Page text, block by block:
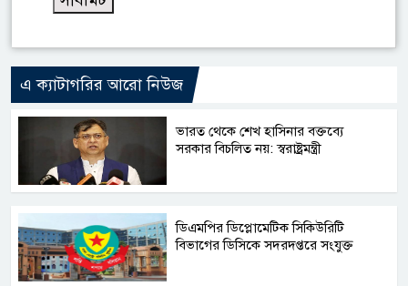
এ ক্যাটাগরির আরো নিউজ
ভারত থেকে শেখ হাসিনার বক্তব্যে
সরকার বিচলিত নয়: স্বরাষ্ট্রমন্ত্রী
ডিএমপির ডিপ্লোমেটিক সিকিউরিটি
বিভাগের ডিসিকে সদরদপ্তরে সংযুক্ত